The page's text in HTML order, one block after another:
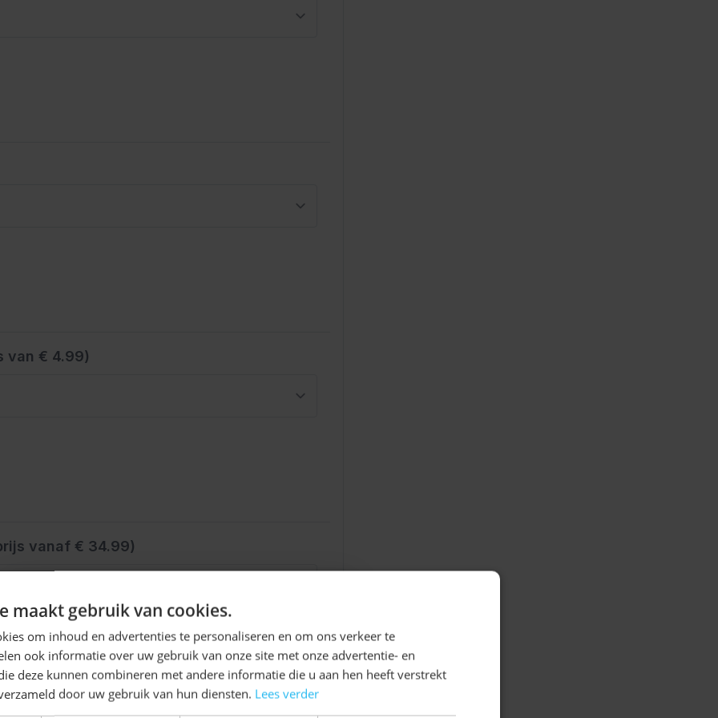
van € 4.99)
vanaf € 34.99)
maakt gebruik van cookies.
om inhoud en advertenties te personaliseren en om ons verkeer te
ook informatie over uw gebruik van onze site met onze advertentie- en
deze kunnen combineren met andere informatie die u aan hen heeft verstrekt
door uw gebruik van hun diensten. Lees verder
Ontvang5%
KORTING!
Schrijf je nu in voor de nieuwsbrief en ontvang toegang
tot exclusieve kortingen!